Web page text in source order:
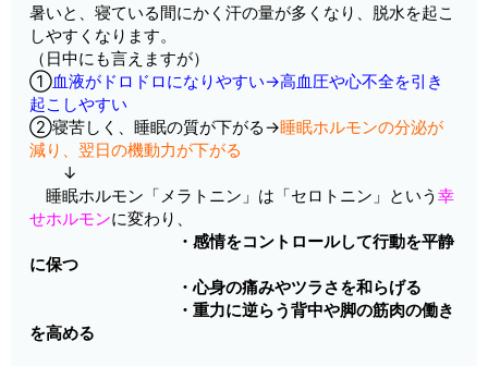
暑いと、寝ている間にかく汗の量が多くなり、脱水を起こ
しやすくなります。
（日中にも言えますが）
①血液がドロドロになりやすい→高血圧や心不全を引き
起こしやすい
②寝苦しく、睡眠の質が下がる→睡眠ホルモンの分泌が
減り、翌日の機動力が下がる
↓
睡眠ホルモン「メラトニン」は「セロトニン」という幸
せホルモンに変わり、
・感情をコントロールして行動を平静
に保つ
・心身の痛みやツラさを和らげる
・重力に逆らう背中や脚の筋肉の働き
を高める